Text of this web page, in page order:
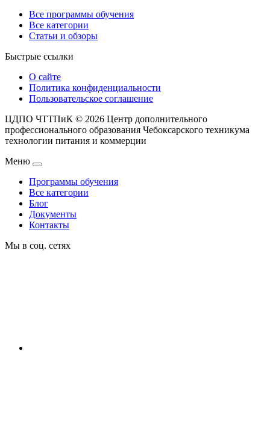
Все программы обучения
Все категории
Статьи и обзоры
Быстрые ссылки
О сайте
Политика конфиденциальности
Пользовательское соглашение
ЦДПО ЧТТПиК © 2026 Центр дополнительного
профессионального образования Чебоксарского техникума
технологии питания и коммерции
Меню
Программы обучения
Все категории
Блог
Документы
Контакты
Мы в соц. сетях